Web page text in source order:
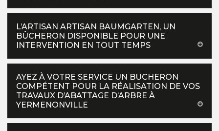
L’ARTISAN ARTISAN BAUMGARTEN, UN
BÛCHERON DISPONIBLE POUR UNE
INTERVENTION EN TOUT TEMPS
AYEZ À VOTRE SERVICE UN BUCHERON
COMPÉTENT POUR LA RÉALISATION DE VOS
TRAVAUX D’ABATTAGE D’ARBRE À
YERMENONVILLE